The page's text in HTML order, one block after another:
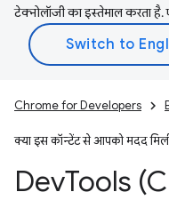
टेक्नोलॉजी का इस्तेमाल करता
Chrome for Developers
क्या इस कॉन्टेंट से आपको मदद
DevTools